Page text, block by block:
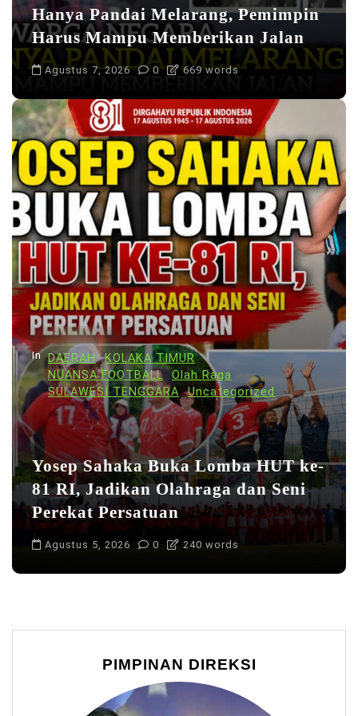
Hanya Pandai Melarang, Pemimpin
Harus Mampu Memberikan Jalan
Agustus 7, 2026 0 669 words
In DAERAH
KOLAKA TIMUR
NUANSA FOOTBALL
Olah Raga
SULAWESI TENGGARA
Uncategorized
Yosep Sahaka Buka Lomba HUT ke-
81 RI, Jadikan Olahraga dan Seni
Perekat Persatuan
Agustus 5, 2026 0 240 words
PIMPINAN DIREKSI